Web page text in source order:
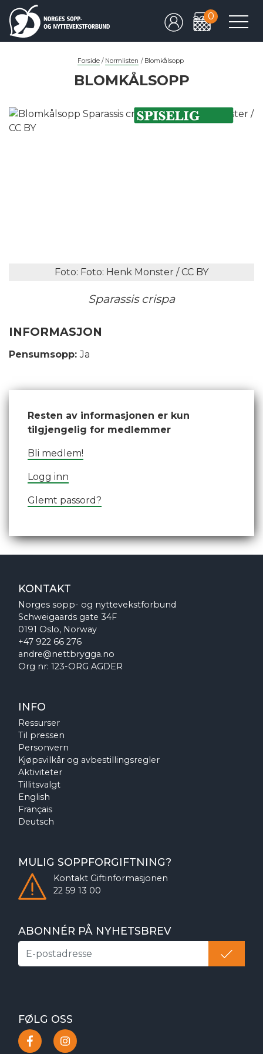
0
Forside / Normlisten / Blomkålsopp
BLOMKÅLSOPP
Foto: Foto: Henk Monster / CC BY
Sparassis crispa
INFORMASJON
Pensumsopp:Ja
Resten av informasjonen er kun
tilgjengelig for medlemmer
Bli medlem!
Logg inn
Glemt passord?
KONTAKT
Norges sopp- og nyttevekstforbund
Schweigaards gate 34F
0191 Oslo, Norway
+47 922 66 276
andre@nettbrygga.no
Org nr: 123-ORG AGDER
INFO
Ressurser
Til pressen
Personvern
Kjøpsvilkår og avbestillingsregler
Aktiviteter
Tillitsvalgt
English
Français
Deutsch
MULIG SOPPFORGIFTNING?
Kontakt Giftinformasjonen
22 59 13 00
ABONNÉR PÅ NYHETSBREV
FØLG OSS